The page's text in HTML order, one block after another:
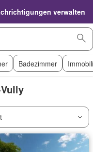
verwalten
Badezimmer